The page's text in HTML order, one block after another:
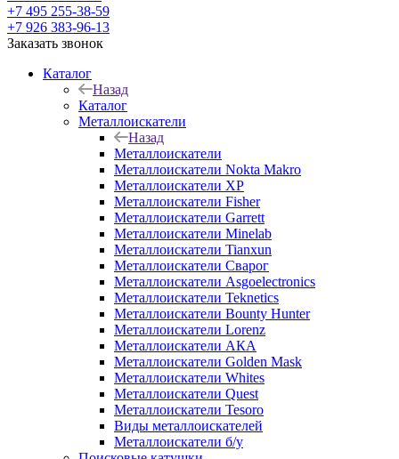
+7 495 255-38-59
+7 926 383-96-13
Заказать звонок
Каталог
Назад
Каталог
Металлоискатели
Назад
Металлоискатели
Металлоискатели Nokta Makro
Металлоискатели XP
Металлоискатели Fisher
Металлоискатели Garrett
Металлоискатели Minelab
Металлоискатели Tianxun
Металлоискатели Сварог
Металлоискатели Asgoelectronics
Металлоискатели Teknetics
Металлоискатели Bounty Hunter
Металлоискатели Lorenz
Металлоискатели АКА
Металлоискатели Golden Mask
Металлоискатели Whites
Металлоискатели Quest
Металлоискатели Tesoro
Виды металлоискателей
Металлоискатели б/у